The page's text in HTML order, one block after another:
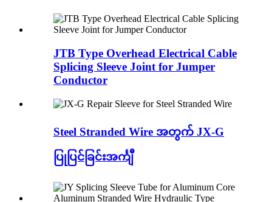
JTB Type Overhead Electrical Cable
Splicing Sleeve Joint for Jumper
Conductor
Steel Stranded Wire အတွက် JX-G
ပြုပြင်ခြင်းအင်္ကျီ